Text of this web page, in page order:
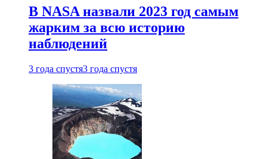
В NASA назвали 2023 год самым
жарким за всю историю
наблюдений
3 года спустя3 года спустя